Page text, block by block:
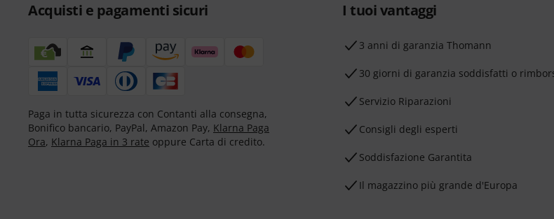
Acquisti e pagamenti sicuri
Paga in tutta sicurezza con Contanti alla consegna,
Bonifico bancario, PayPal, Amazon Pay, Klarna Paga
Ora, Klarna Paga in 3 rate oppure Carta di credito.
I tuoi vantaggi
3 anni di garanzia Thomann
30 giorni di garanzia soddisfatti o
Servizio Riparazioni
Consigli degli esperti
Soddisfazione Garantita
Il magazzino più grande d'Europa